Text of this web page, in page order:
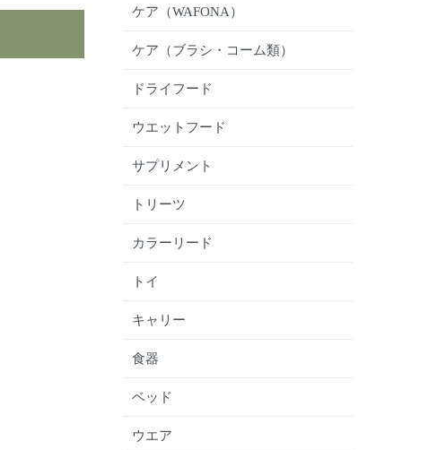
ケア（WAFONA）
ケア（ブラシ・コーム類）
ドライフード
ウエットフード
サプリメント
トリーツ
カラーリード
トイ
キャリー
食器
ベッド
ウエア